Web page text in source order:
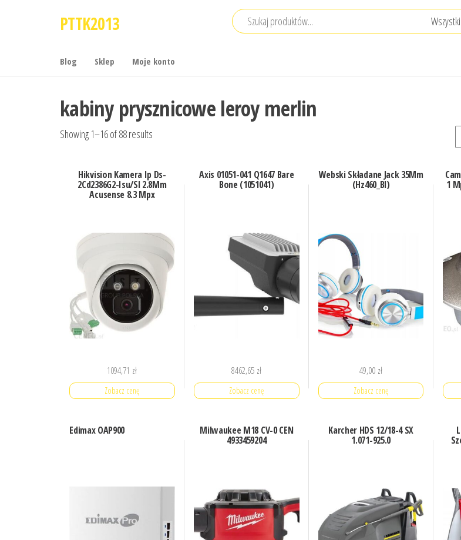
PTTK2013
Blog Sklep Moje konto
kabiny prysznicowe leroy merlin
Showing 1–16 of 88 results
Hikvision Kamera Ip Ds-
2Cd2386G2-Isu/Sl 2.8Mm
Acusense 8.3 Mpx
1094,71 zł
Zobacz cenę
Axis 01051-041 Q1647 Bare
Bone (1051041)
8462,65 zł
Zobacz cenę
Webski Składane Jack 35Mm
(Hz460_Bl)
49,00 zł
Zobacz cenę
1
Edimax OAP900 Milwaukee M18 CV-0 CEN
4933459204
Karcher HDS 12/18-4 SX
1.071-925.0